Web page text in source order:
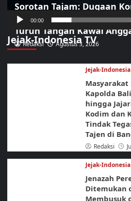
00:00
Jejak-Indonesia TV
Sorotan Tajam: Dugaan
Proyek Kota Pasuruan
Turun Tangan Kawal
Redaksi Agustus 3, 2026
Jejak-Indonesia
Masyarakat
Kapolda
hingga
Kodim dan
Tindak
Tajen di
Redaksi
Jejak-Indonesia
Jenazah
Ditemukan
Membusuk